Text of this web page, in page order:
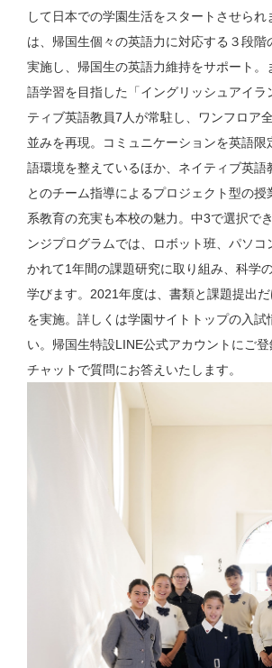
して日本での学園生活をスタートさせられ
は、帰国生個々の英語力に対応する３段階
実施し、帰国生の英語力維持をサポート。
語学習を目指した「イングリッシュアイラ
ティブ英語教員7人が常駐し、ワンフロア
並みを再現。コミュニケーションを英語限
語環境を整えているほか、ネイティブ英語
とのチーム指導によるプロジェクト型の授
系教育の充実も本校の魅力。中3で選択で
ンジプログラムでは、ロボット班、パソコ
かれて1年間の課題研究に取り組み、科学
学びます。2021年度は、書類と課題提出
を実施。詳しくは学園サイトトップの入試
い。帰国生特設LINE公式アカウントにご登
チャットで質問にお答えいたします。